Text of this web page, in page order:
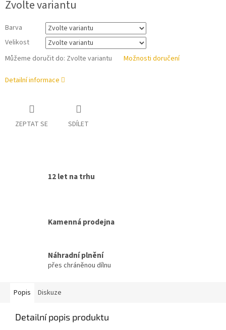
Zvolte variantu
Barva
Velikost
Můžeme doručit do: Zvolte variantu Možnosti doručení
Detailní informace
ZEPTAT SE SDÍLET
12 let na trhu
Kamenná prodejna
Náhradní plnění
přes chráněnou dílnu
Popis Diskuze
Detailní popis produktu